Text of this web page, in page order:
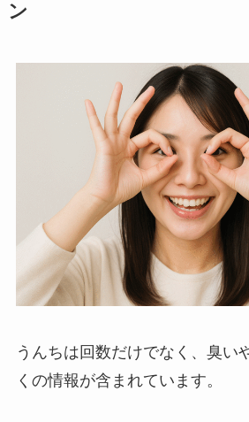
ン
うんちは回数だけでなく、臭い
くの情報が含まれています。